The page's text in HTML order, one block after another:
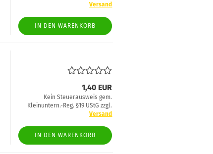
Versand
IN DEN WARENKORB
1,40 EUR
Kein Steuerausweis gem.
Kleinuntern.-Reg. §19 UStG zzgl.
Versand
IN DEN WARENKORB